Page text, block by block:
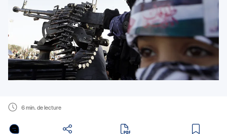
6 min. de lecture
en PDF